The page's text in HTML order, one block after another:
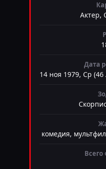
Актер,
Дата
14 ноя 1979, Ср
комедия,